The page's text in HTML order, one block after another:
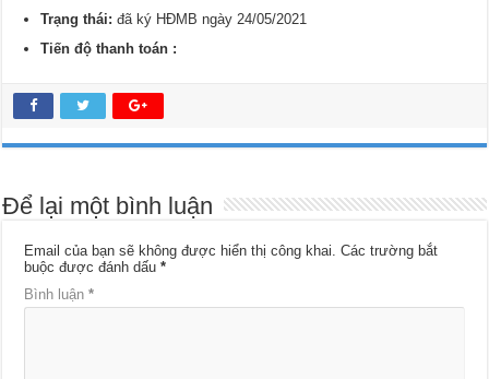
Trạng thái:đã ký HĐMB ngày 24/05/2021
Tiến độ thanh toán :
Để lại một bình luận
Email của bạn sẽ không được hiển thị công khai. Các trường bắt
buộc được đánh dấu*
Bình luận*